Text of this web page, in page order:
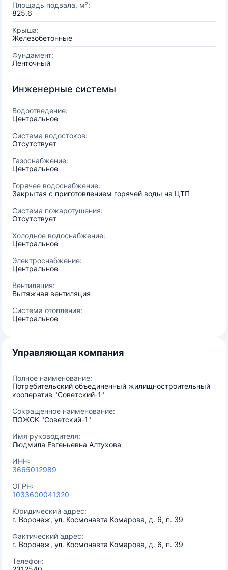
Площадь подвала, м²:
825.6
Крыша:
Железобетонные
Фундамент:
Ленточный
Инженерные системы
Водоотведение:
Центральное
Система водостоков:
Отсутствует
Газоснабжение:
Центральное
Горячее водоснабжение:
Закрытая с приготовлением горячей воды на ЦТП
Система пожаротушения:
Отсутствует
Холодное водоснабжение:
Центральное
Электроснабжение:
Центральное
Вентиляция:
Вытяжная вентиляция
Система отопления:
Центральное
Управляющая компания
Полное наименование:
Потребительский объединенный жилищностроительный
кооператив "Советский-1"
Сокращенное наименование:
ПОЖСК "Советский-1"
Имя руководителя:
Людмила Евгеньевна Алтухова
ИНН:
3665012989
ОГРН:
1033600041320
Юридический адрес:
г. Воронеж, ул. Космонавта Комарова, д. 6, п. 39
Фактический адрес:
г. Воронеж, ул. Космонавта Комарова, д. 6, п. 39
Телефон: